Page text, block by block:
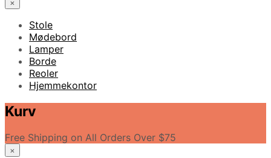
×
Stole
Mødebord
Lamper
Borde
Reoler
Hjemmekontor
Kurv
Free Shipping on All Orders Over $75
×